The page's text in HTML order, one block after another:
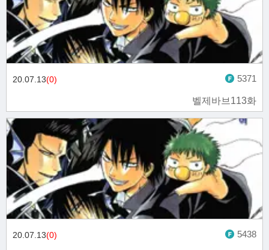
벨제바브113화
20.07.13(0) 5371
20.07.13(0) 5438